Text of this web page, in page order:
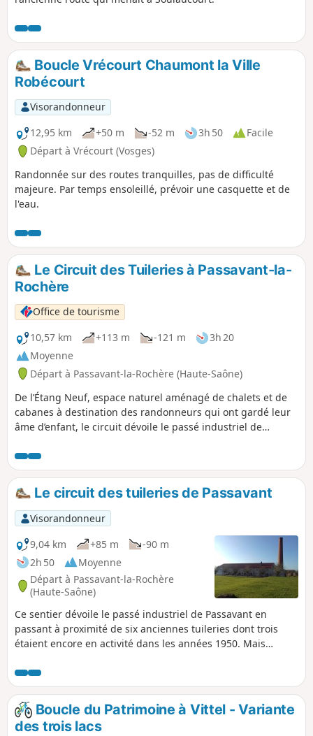
Boucle Vrécourt Chaumont la Ville
Robécourt
Visorandonneur
12,95 km
+50 m -52 m 3h 50
Facile
Départ à Vrécourt (Vosges)
Randonnée sur des routes tranquilles, pas de difficulté
majeure. Par temps ensoleillé, prévoir une casquette et de
l'eau.
Le Circuit des Tuileries à Passavant-la-
Rochère
Office de tourisme
10,57 km
+113 m -121 m
3h 20
Moyenne
Départ à Passavant-la-Rochère (Haute-Saône)
De l’Étang Neuf, espace naturel aménagé de chalets et de
cabanes à destination des randonneurs qui ont gardé leur
âme d’enfant, le circuit dévoile le passé industriel de
anciennes tuileries dont trois étaient encore en activité
dans les années 1950. Mais l’avènement de la tuile ciment a
précipité la fermeture des dernières tuileries, entraînant la
division par deux de la population du village sur la même
période.
Le circuit des tuileries de Passavant
Visorandonneur
9,04 km
+85 m
-90 m
2h 50
Moyenne
Départ à Passavant-la-Rochère
(Haute-Saône)
Ce sentier dévoile le passé industriel de Passavant en
passant à proximité de six anciennes tuileries dont trois
étaient encore en activité dans les années 1950. Mais
dernières tuileries, entraînant la division par deux de la
population du village.
Boucle du Patrimoine à Vittel - Variante
des trois lacs